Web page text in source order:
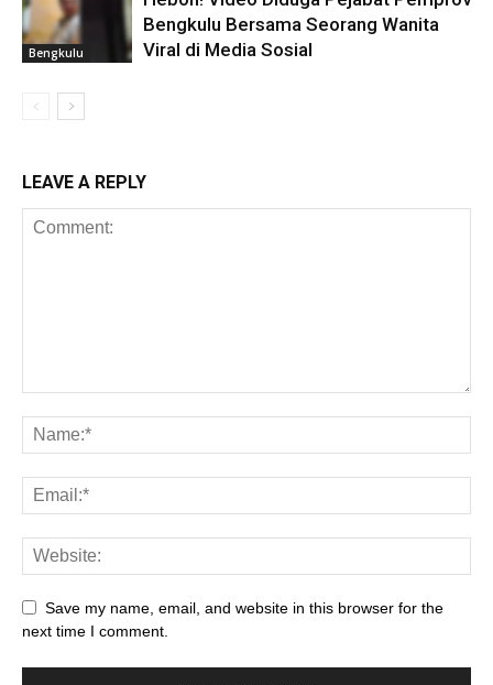
Bengkulu
Bengkulu Bersama Seorang Wanita
Viral di Media Sosial
LEAVE A REPLY
Save my name, email, and website in this browser for the
next time I comment.